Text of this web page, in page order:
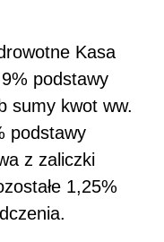
Kasa
podstawy
sumy kwot ww.
podstawy
z zaliczki
1,25%